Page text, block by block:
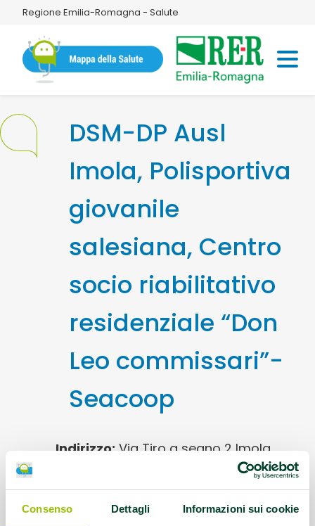
Consenso Dettagli Informazioni sui cookie
Regione Emilia-Romagna - Salute
DSM-DP Ausl
Imola, Polisportiva
giovanile
salesiana, Centro
socio riabilitativo
residenziale “Don
Leo commissari”-
Seacoop
Indirizzo: Via Tiro a segno 2 Imola
Disciplina sportiva:easy volley c/o
Palestra Pallone